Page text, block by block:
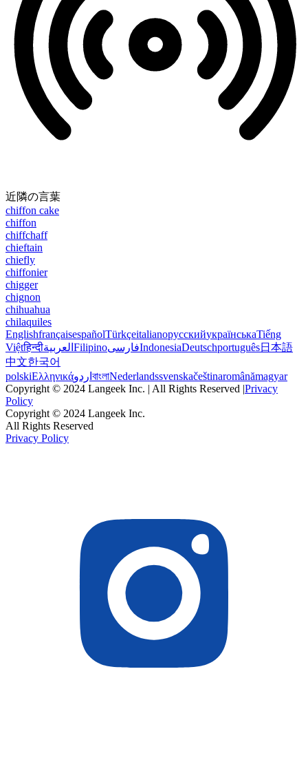
近隣の言葉
chiffon cake
chiffon
chiffchaff
chieftain
chiefly
chiffonier
chigger
chignon
chihuahua
chilaquiles
EnglishfrançaisespañolTürkçeitalianoрусскийукраїнськаTiếng
Việtहिन्दीالعربية FilipinoفارسیIndonesiaDeutschportuguês日本語
中文한국어
polskiΕλληνικάاردو বাংলাNederlandssvenskačeštinaromânămagyar
Copyright © 2024 Langeek Inc. | All Rights Reserved |Privacy
Policy
Copyright © 2024 Langeek Inc.
All Rights Reserved
Privacy Policy